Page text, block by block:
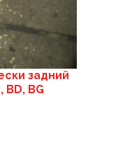
задний
BD, BG